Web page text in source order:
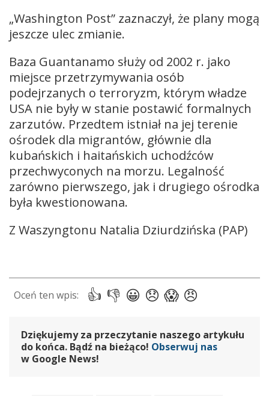
„Washington Post” zaznaczył, że plany mogą
jeszcze ulec zmianie.
Baza Guantanamo służy od 2002 r. jako
miejsce przetrzymywania osób
podejrzanych o terroryzm, którym władze
USA nie były w stanie postawić formalnych
zarzutów. Przedtem istniał na jej terenie
ośrodek dla migrantów, głównie dla
kubańskich i haitańskich uchodźców
przechwyconych na morzu. Legalność
zarówno pierwszego, jak i drugiego ośrodka
była kwestionowana.
Z Waszyngtonu Natalia Dziurdzińska (PAP)
Dziękujemy za przeczytanie naszego artykułu
do końca. Bądź na bieżąco! Obserwuj nas
w Google News!